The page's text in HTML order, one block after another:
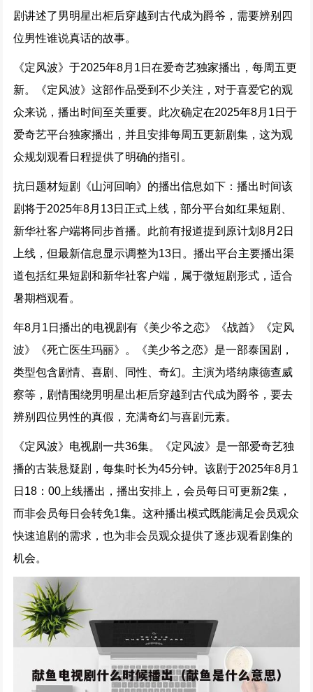
剧讲述了男明星出柜后穿越到古代成为爵爷，需要辨别四
位男性谁说真话的故事。
《定风波》于2025年8月1日在爱奇艺独家播出，每周五更
新。《定风波》这部作品受到不少关注，对于喜爱它的观
众来说，播出时间至关重要。此次确定在2025年8月1日于
爱奇艺平台独家播出，并且安排每周五更新剧集，这为观
众规划观看日程提供了明确的指引。
抗日题材短剧《山河回响》的播出信息如下：播出时间该
剧将于2025年8月13日正式上线，部分平台如红果短剧、
新华社客户端将同步首播。此前有报道提到原计划8月2日
上线，但最新信息显示调整为13日。播出平台主要播出渠
道包括红果短剧和新华社客户端，属于微短剧形式，适合
暑期档观看。
年8月1日播出的电视剧有《美少爷之恋》《战酋》《定风
波》《死亡医生玛丽》。《美少爷之恋》是一部泰国剧，
类型包含剧情、喜剧、同性、奇幻。主演为塔纳康德查威
察等，剧情围绕男明星出柜后穿越到古代成为爵爷，要去
辨别四位男性的真假，充满奇幻与喜剧元素。
《定风波》电视剧一共36集。《定风波》是一部爱奇艺独
播的古装悬疑剧，每集时长为45分钟。该剧于2025年8月1
日18：00上线播出，播出安排上，会员每日可更新2集，
而非会员每日会转免1集。这种播出模式既能满足会员观众
快速追剧的需求，也为非会员观众提供了逐步观看剧集的
机会。